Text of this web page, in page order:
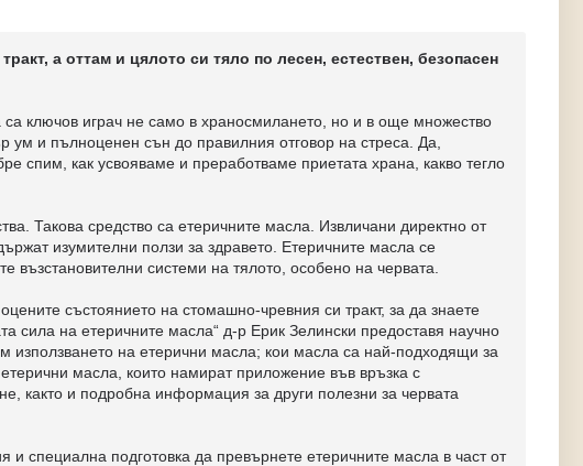
а оттам и цялото си тяло по лесен, естествен, безопасен
ключов играч не само в храносмилането, но и в още множество
и пълноценен сън до правилния отговор на стреса. Да,
спим, как усвояваме и преработваме приетата храна, какво тегло
Такова средство са етеричните масла. Извличани директно от
изумителни ползи за здравето. Етеричните масла се
възстановителни системи на тялото, особено на червата.
състоянието на стомашно-чревния си тракт, за да знаете
сила на етеричните масла“ д-р Ерик Зелински предоставя научно
използването на етерични масла; кои масла са най-подходящи за
масла, които намират приложение във връзка с
както и подробна информация за други полезни за червата
и специална подготовка да превърнете етеричните масла в част от